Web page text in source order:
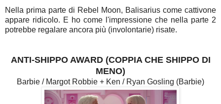
Nella prima parte di Rebel Moon, Balisarius come cattivone
appare ridicolo. E ho come l'impressione che nella parte 2
potrebbe regalare ancora più (involontarie) risate.
ANTI-SHIPPO AWARD (COPPIA CHE SHIPPO DI
MENO)
Barbie / Margot Robbie + Ken / Ryan Gosling (Barbie)